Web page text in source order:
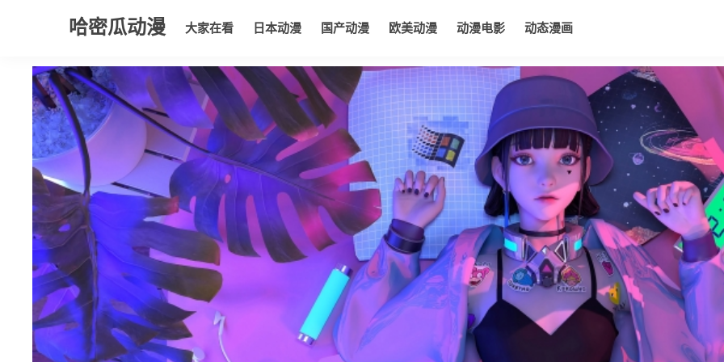
哈密瓜动漫 大家在看 日本动漫 国产动漫 欧美动漫 动漫电影 动态漫画
大家在看 日本动漫 国产动漫 欧美动漫 动漫电影 动态漫画